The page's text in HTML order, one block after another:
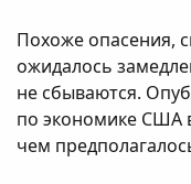
Похоже опасения,
ожидалось
не сбываются.
по экономике США
чем